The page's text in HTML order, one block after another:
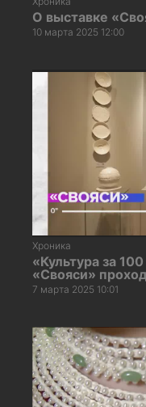
О выставке
10 марта 2025 12:00
Хроника
«Культура за
«Свояси»
7 марта 2025 10:01